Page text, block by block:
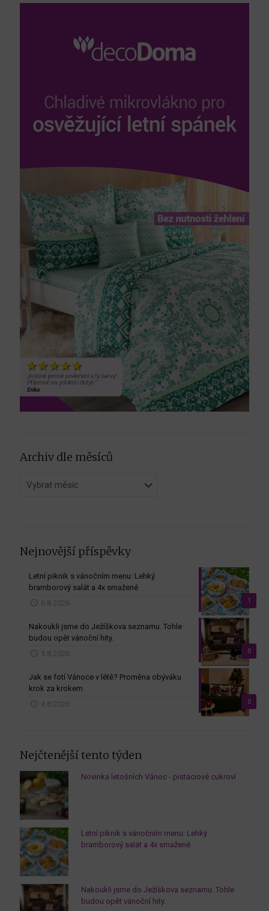
Archiv dle měsíců
dle
Nejnovější příspěvky
1
Letní piknik s vánočním menu: Lehký
bramborový salát a 4x smažené
6.8.2026
0
Nakoukli jsme do Ježíškova seznamu. Tohle
budou opět vánoční hity.
5.8.2026
0
Jak se fotí Vánoce v létě? Proměna obýváku
krok za krokem
4.8.2026
Nejčtenější tento týden
Novinka letošních Vánoc - pistáciové cukroví
Letní piknik s vánočním menu: Lehký
bramborový salát a 4x smažené
Nakoukli jsme do Ježíškova seznamu. Tohle
budou opět vánoční hity.